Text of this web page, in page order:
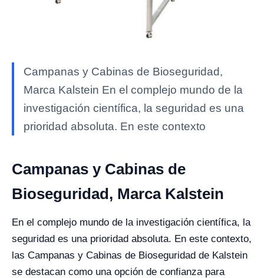
Campanas y Cabinas de Bioseguridad,
Marca Kalstein En el complejo mundo de la
investigación científica, la seguridad es una
prioridad absoluta. En este contexto
Campanas y Cabinas de
Bioseguridad, Marca Kalstein
En el complejo mundo de la investigación científica, la
seguridad es una prioridad absoluta. En este contexto,
las Campanas y Cabinas de Bioseguridad de Kalstein
se destacan como una opción de confianza para